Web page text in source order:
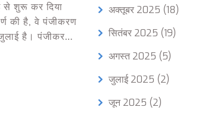
शुरू कर दिया
की है, वे पंजीकरण
है। पंजीकरण,
अक्तूबर 2025 (18)
सितंबर 2025 (19)
अगस्त 2025 (5)
जुलाई 2025 (2)
जून 2025 (2)